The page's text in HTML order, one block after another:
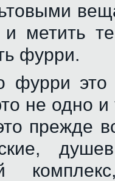
метить
фурри.
фурри
не одно
прежде